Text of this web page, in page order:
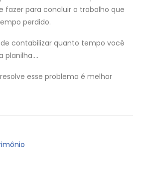
fazer para concluir o trabalho que
perdido.
de contabilizar quanto tempo você
planilha….
esse problema é melhor